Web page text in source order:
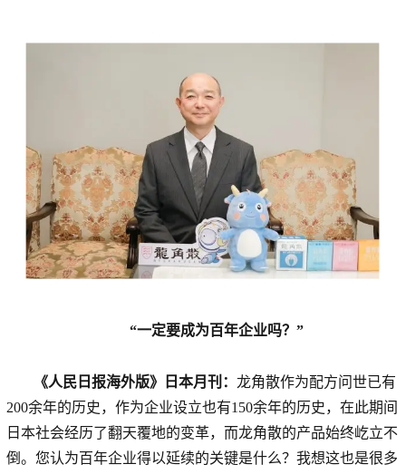
“一定要成为百年企业吗？”
《人民日报海外版》日本月刊：龙角散作为配方问世已有
200余年的历史，作为企业设立也有150余年的历史，在此期间
日本社会经历了翻天覆地的变革，而龙角散的产品始终屹立不
倒。您认为百年企业得以延续的关键是什么？我想这也是很多